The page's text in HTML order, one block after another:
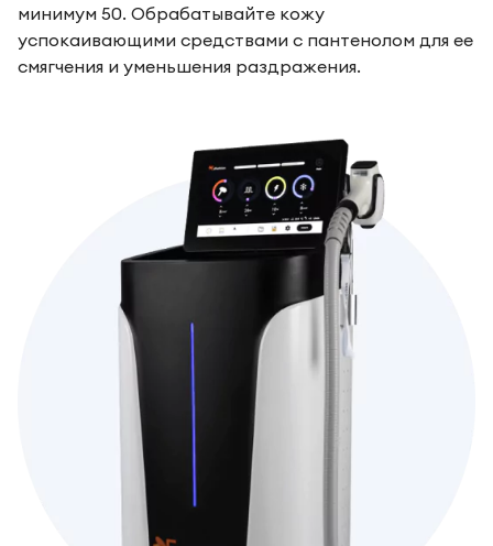
минимум 50. Обрабатывайте кожу
успокаивающими средствами с пантенолом для ее
смягчения и уменьшения раздражения.